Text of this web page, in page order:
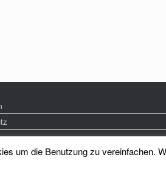
um die Benutzung zu vereinfachen.